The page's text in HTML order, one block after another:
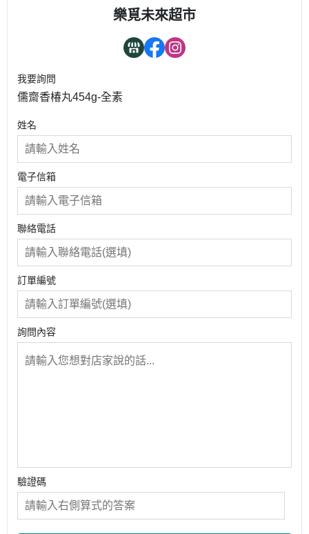
樂覓未來超市
我要詢問
儒齋香椿丸454g-全素
姓名
電子信箱
聯絡電話
訂單編號
詢問內容
驗證碼